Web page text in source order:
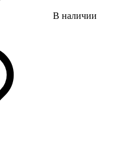
В наличии